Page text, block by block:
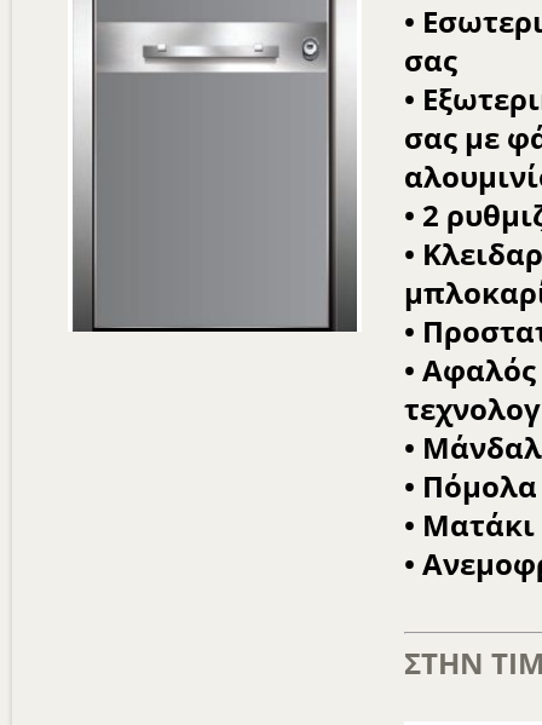
•
σας
•
σας με
• 2
•
•
•
•
• Πόμολα
• Ματάκι
•
ΣΤΗΝ